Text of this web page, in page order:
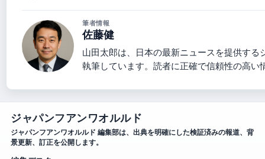
筆者情報
佐藤健
山田太郎は、日本の最新ニュースを提供す
執筆しています。読者に正確で信頼性の高
ジャパンフアンワオルルド
ジャパンフアンワオルルド 編集部は、出典を明確にした検証済みの報道、背
景更新、訂正を公開します。